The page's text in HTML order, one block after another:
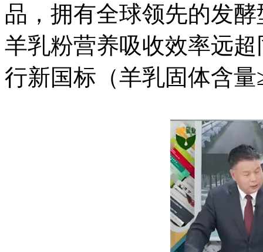
品，拥有全球领先的发
羊乳粉营养吸收效率远
行新国标（羊乳固体含量